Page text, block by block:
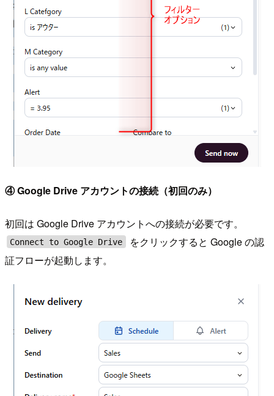
④ Google Drive アカウントの接続（初回のみ）
初回は Google Drive アカウントへの接続が必要です。
Connect to Google Drive
をクリックすると Google の認
証フローが起動します。